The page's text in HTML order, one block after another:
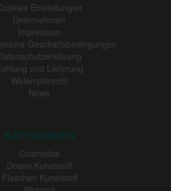
Einstellungen
Unternehmen
Impressum
Geschäftsbedingungen
und Lieferung
Widerrufsrecht
News
KATEGORIEN
Cosmetics
Dosen Kunststoff
Flaschen Kunststoff